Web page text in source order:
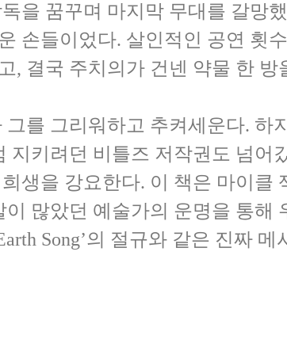
을 꿈꾸며 마지막 무대를 갈망
손들이었다. 살인적인 공연 횟
, 결국 주치의가 건넨 약물 한
그를 그리워하고 추켜세운다. 하
지키려던 비틀즈 저작권도 넘어
생을 강요한다. 이 책은 마이클
이 많았던 예술가의 운명을 통해